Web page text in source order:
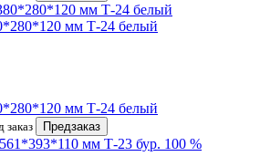
мм Т-24 белый
мм Т-24 белый
заказ Предзаказ